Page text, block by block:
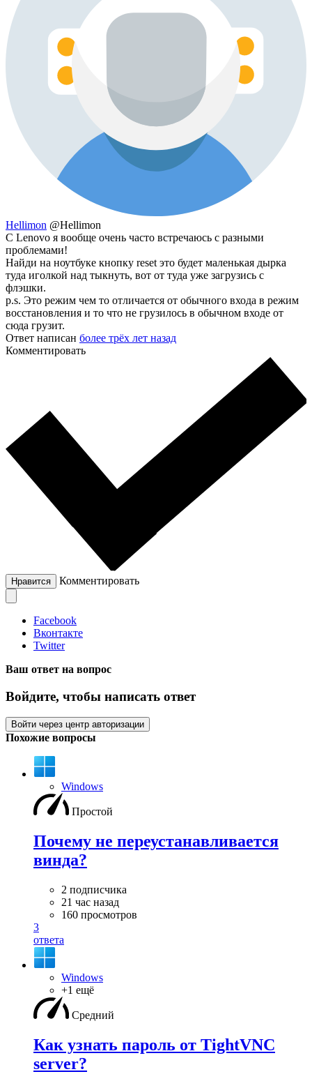
Hellimon @Hellimon
С Lenovo я вообще очень часто встречаюсь с разными
проблемами!
Найди на ноутбуке кнопку reset это будет маленькая дырка
туда иголкой над тыкнуть, вот от туда уже загрузись с
флэшки.
p.s. Это режим чем то отличается от обычного входа в режим
восстановления и то что не грузилось в обычном входе от
сюда грузит.
Ответ написан более трёх лет назад
Комментировать
Нравится Комментировать
Facebook
Вконтакте
Twitter
Ваш ответ на вопрос
Войдите, чтобы написать ответ
Войти через центр авторизации
Похожие вопросы
Windows
Простой
Почему не переустанавливается
винда?
2 подписчика
21 час назад
160 просмотров
3
ответа
Windows
+1 ещё
Средний
Как узнать пароль от TightVNC
server?